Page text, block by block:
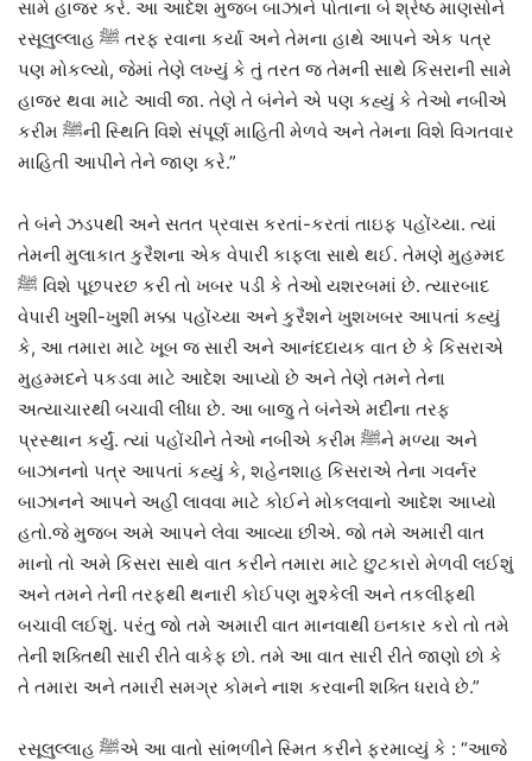
સામે હાજર કરે. આ આદેશ મુજબ બાઝાને પોતાના બે શ્રેષ્ઠ માણસોને
રસૂલુલ્લાહ ﷺ તરફ રવાના કર્યા અને તેમના હાથે આપને એક પત્ર
પણ મોકલ્યો, જેમાં તેણે લખ્યું કે તું તરત જ તેમની સાથે કિસરાની સામે
હાજર થવા માટે આવી જા. તેણે તે બંનેને એ પણ કહ્યું કે તેઓ નબીએ
કરીમ ﷺની સ્થિતિ વિશે સંપૂર્ણ માહિતી મેળવે અને તેમના વિશે વિગતવાર
માહિતી આપીને તેને જાણ કરે.”
તે બંને ઝડપથી અને સતત પ્રવાસ કરતાં-કરતાં તાઇફ પહોંચ્યા. ત્યાં
તેમની મુલાકાત કુરૈશના એક વેપારી કાફલા સાથે થઈ. તેમણે મુહમ્મદ
ﷺ વિશે પૂછપરછ કરી તો ખબર પડી કે તેઓ યશરબમાં છે. ત્યારબાદ
વેપારી ખુશી-ખુશી મક્કા પહોંચ્યા અને કુરૈશને ખુશખબર આપતાં કહ્યું
કે, આ તમારા માટે ખૂબ જ સારી અને આનંદદાયક વાત છે કે કિસરાએ
મુહમ્મદને પકડવા માટે આદેશ આપ્યો છે અને તેણે તમને તેના
અત્યાચારથી બચાવી લીધા છે. આ બાજુ તે બંનેએ મદીના તરફ
પ્રસ્થાન કર્યું. ત્યાં પહોંચીને તેઓ નબીએ કરીમ ﷺને મળ્યા અને
બાઝાનનો પત્ર આપતાં કહ્યું કે, શહેનશાહ કિસરાએ તેના ગવર્નર
બાઝાનને આપને અહીં લાવવા માટે કોઈને મોકલવાનો આદેશ આપ્યો
હતો.જે મુજબ અમે આપને લેવા આવ્યા છીએ. જો તમે અમારી વાત
માનો તો અમે કિસરા સાથે વાત કરીને તમારા માટે છુટકારો મેળવી લઈશું
અને તમને તેની તરફથી થનારી કોઈપણ મુશ્કેલી અને તકલીફથી
બચાવી લઈશું. પરંતુ જો તમે અમારી વાત માનવાથી ઇનકાર કરો તો તમે
તેની શક્તિથી સારી રીતે વાકેફ છો. તમે આ વાત સારી રીતે જાણો છો કે
તે તમારા અને તમારી સમગ્ર કોમને નાશ કરવાની શક્તિ ધરાવે છે.”
રસૂલુલ્લાહ ﷺએ આ વાતો સાંભળીને સ્મિત કરીને ફરમાવ્યું કે : “આજે